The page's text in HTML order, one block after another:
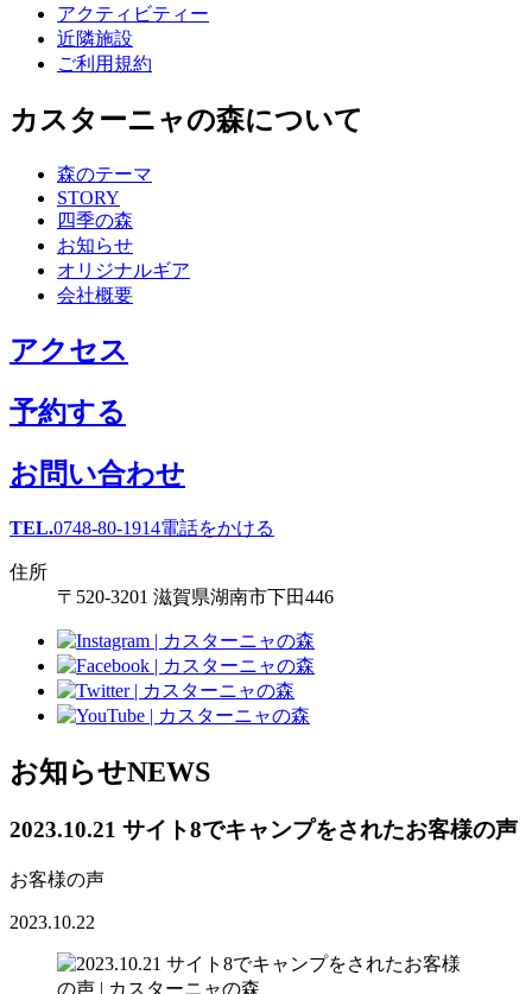
アクティビティー
近隣施設
ご利用規約
カスターニャの森について
森のテーマ
STORY
四季の森
お知らせ
オリジナルギア
会社概要
アクセス
予約する
お問い合わせ
TEL.0748-80-1914電話をかける
住所
〒520-3201 滋賀県湖南市下田446
お知らせNEWS
2023.10.21 サイト8でキャンプをされたお客様の声
お客様の声
2023.10.22